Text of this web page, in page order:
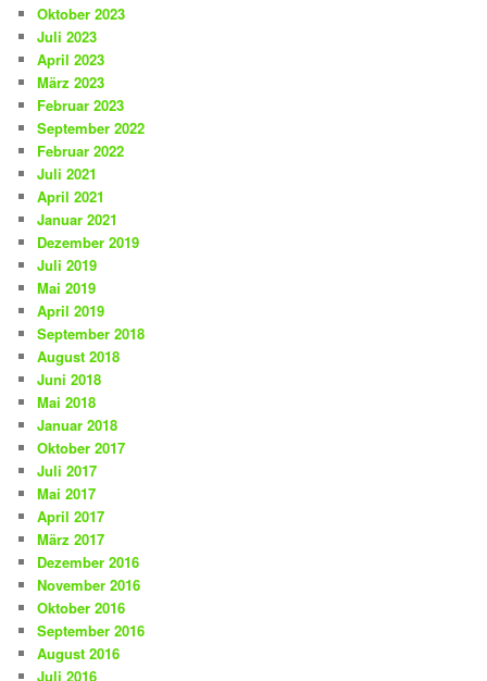
Oktober 2023
Juli 2023
April 2023
März 2023
Februar 2023
September 2022
Februar 2022
Juli 2021
April 2021
Januar 2021
Dezember 2019
Juli 2019
Mai 2019
April 2019
September 2018
August 2018
Juni 2018
Mai 2018
Januar 2018
Oktober 2017
Juli 2017
Mai 2017
April 2017
März 2017
Dezember 2016
November 2016
Oktober 2016
September 2016
August 2016
Juli 2016